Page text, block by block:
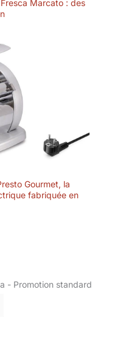
Marcato : des
Gourmet, la
fabriquée en